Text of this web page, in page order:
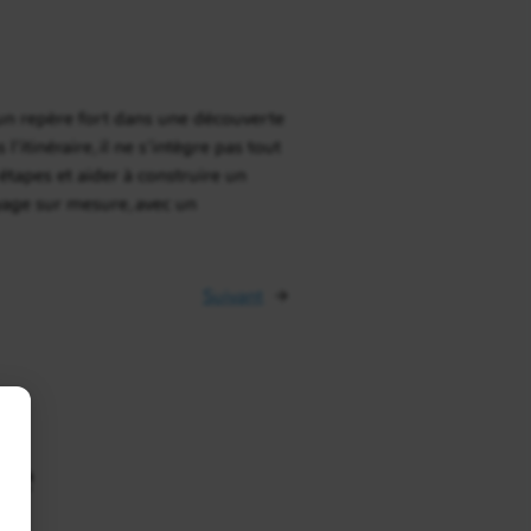
repère fort dans une découverte
il ne s’intègre pas tout
et aider à construire un
sur mesure, avec un
Suivant →